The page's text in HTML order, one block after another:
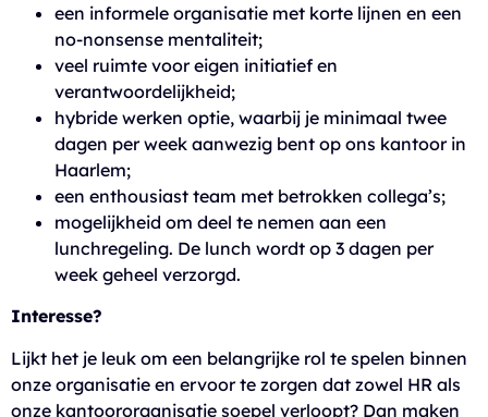
een informele organisatie met korte lijnen en een
no-nonsense mentaliteit;
veel ruimte voor eigen initiatief en
verantwoordelijkheid;
hybride werken optie, waarbij je minimaal twee
dagen per week aanwezig bent op ons kantoor in
Haarlem;
een enthousiast team met betrokken collega’s;
mogelijkheid om deel te nemen aan een
lunchregeling. De lunch wordt op 3 dagen per
week geheel verzorgd.
Interesse?
Lijkt het je leuk om een belangrijke rol te spelen binnen
onze organisatie en ervoor te zorgen dat zowel HR als
onze kantoororganisatie soepel verloopt? Dan maken